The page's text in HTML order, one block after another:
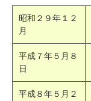
昭和２９年１２
月
平成７年５月８
日
平成８年５月２